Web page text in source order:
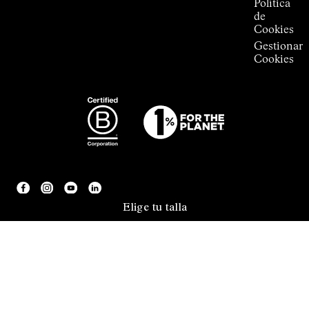
Elige tu talla
Política
de
Cookies
Gestionar
Cookies